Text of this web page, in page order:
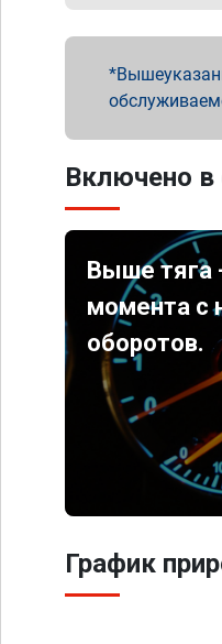
Включено в
Выше тяга
момента с
оборотов.
График